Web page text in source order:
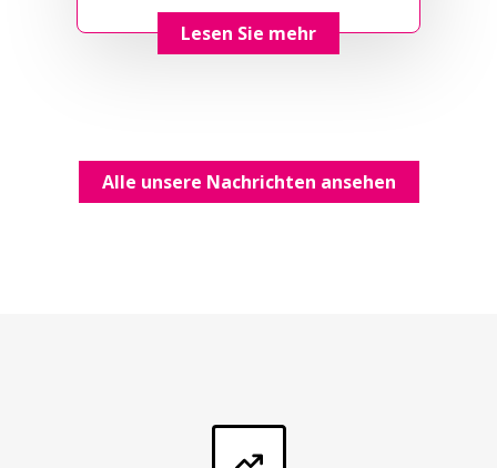
Lesen Sie mehr
Alle unsere Nachrichten ansehen